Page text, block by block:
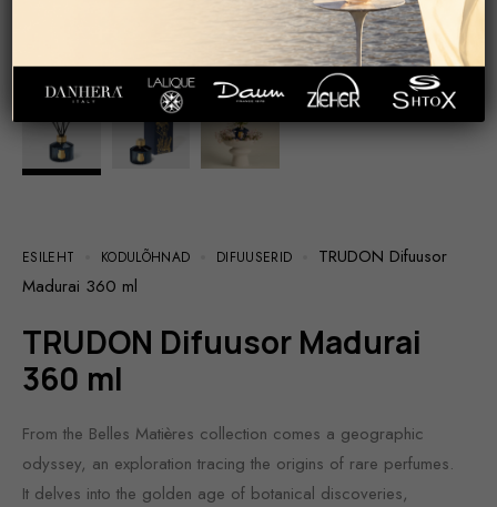
ESILEHT KODULÕHNAD DIFUUSERID
TRUDON Difuusor
Madurai 360 ml
TRUDON Difuusor Madurai
360 ml
From the Belles Matières collection comes a geographic
odyssey, an exploration tracing the origins of rare perfumes.
It delves into the golden age of botanical discoveries,